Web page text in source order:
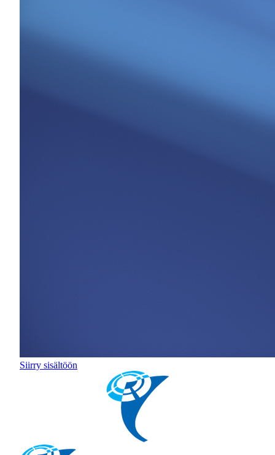
Siirry sisältöön